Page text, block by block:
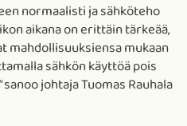
normaalisti ja sähköteho
aikana on erittäin tärkeää,
mahdollisuuksiensa mukaan
sähkön käyttöä pois
johtaja Tuomas Rauhala